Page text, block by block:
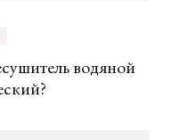
водяной